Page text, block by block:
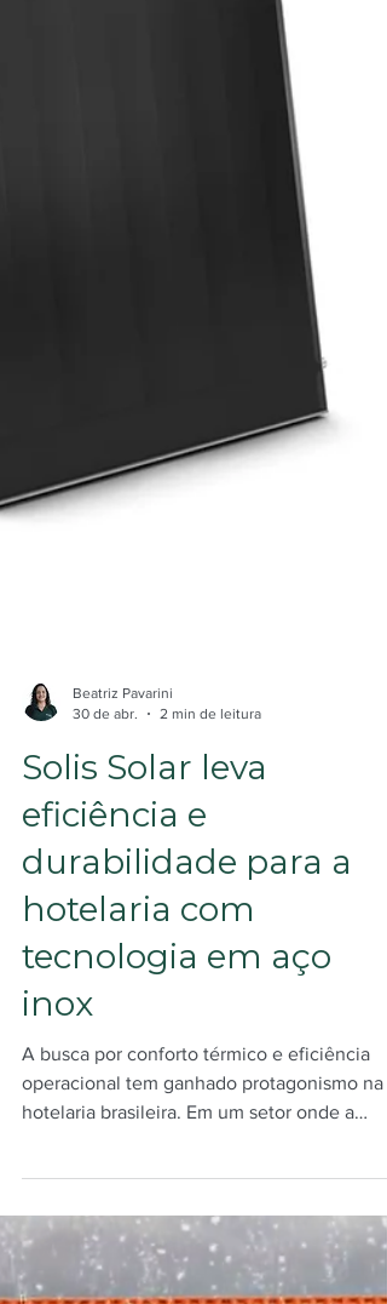
Beatriz Pavarini
30 de abr.
Solis Solar leva
eficiência e
durabilidade para a
hotelaria com
tecnologia em aço
inox
experiência do hóspede está diretamente
ligada à qualidade da infraestrutura, o
fornecimento de água quente precisa ser